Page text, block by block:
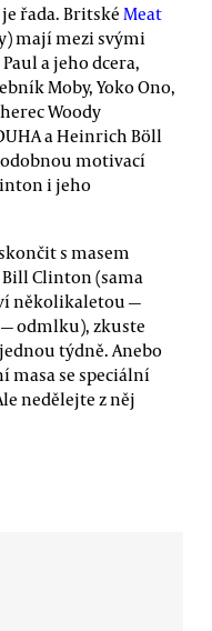
řada. Britské Meat
mají mezi svými
a jeho dcera,
Moby, Yoko Ono,
Woody
a Heinrich Böll
motivací
i jeho
s masem
Clinton (sama
několikaletou —
odmlku), zkuste
týdně. Anebo
masa se speciální
nedělejte z něj